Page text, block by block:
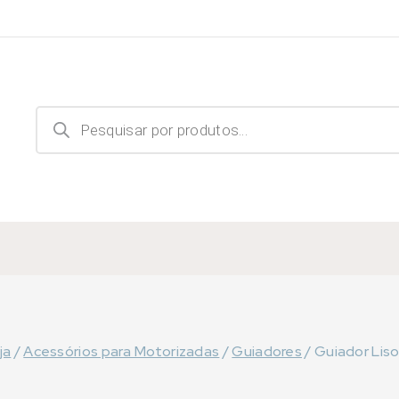
Products
search
/Acessórios para Motorizadas /Guiadores /Guiador